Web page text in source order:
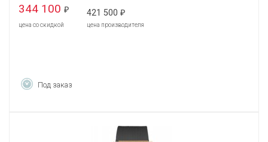
344 100 ₽
цена со скидкой
421 500 ₽
цена производителя
Под заказ